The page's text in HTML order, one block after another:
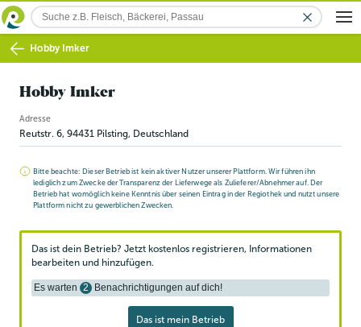
Hobby Imker
Hobby Imker
Adresse
Reutstr. 6, 94431 Pilsting, Deutschland
Bitte beachte: Dieser Betrieb ist kein aktiver Nutzer unserer Plattform. Wir führen ihn
lediglich zum Zwecke der Transparenz der Lieferwege als Zulieferer/Abnehmer auf. Der
Betrieb hat womöglich keine Kenntnis über seinen Eintrag in der Regiothek und nutzt unsere
Plattform nicht zu gewerblichen Zwecken.
Das ist dein Betrieb? Jetzt kostenlos registrieren, Informationen
bearbeiten und hinzufügen.
Es warten 2 Benachrichtigungen auf dich!
Das ist mein Betrieb